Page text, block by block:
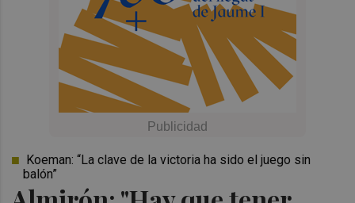
Koeman: “La clave de la victoria ha sido el juego sin
balón”